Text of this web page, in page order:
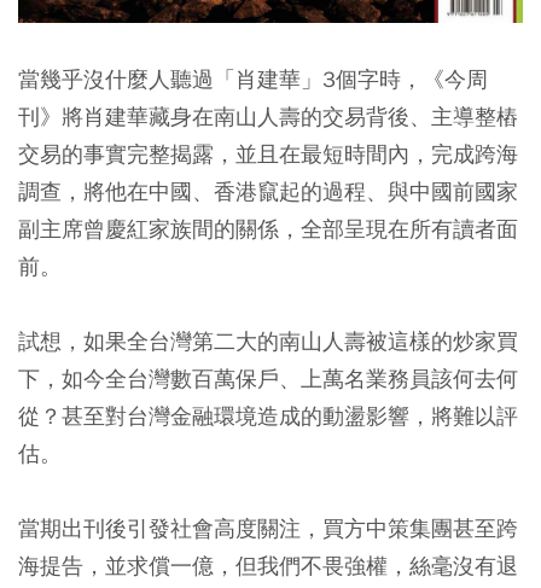
當幾乎沒什麼人聽過「肖建華」3個字時，《今周
刊》將肖建華藏身在南山人壽的交易背後、主導整樁
交易的事實完整揭露，並且在最短時間內，完成跨海
調查，將他在中國、香港竄起的過程、與中國前國家
副主席曾慶紅家族間的關係，全部呈現在所有讀者面
前。
試想，如果全台灣第二大的南山人壽被這樣的炒家買
下，如今全台灣數百萬保戶、上萬名業務員該何去何
從？甚至對台灣金融環境造成的動盪影響，將難以評
估。
當期出刊後引發社會高度關注，買方中策集團甚至跨
海提告，並求償一億，但我們不畏強權，絲毫沒有退